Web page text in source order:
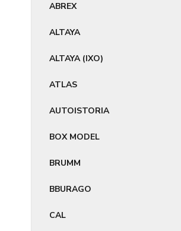
ABREX
ALTAYA
ALTAYA (IXO)
ATLAS
AUTOISTORIA
BOX MODEL
BRUMM
BBURAGO
CAL